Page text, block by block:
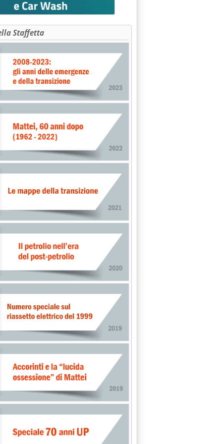
aumento gli impianti in Piemonte'
risparmiati oltre 24 milioni di euro'
alle 11.59.
altro benzinaio '
Staffetta